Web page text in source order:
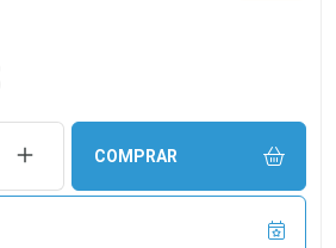
AUMENTAR UMA UNIDADE
COMPRAR